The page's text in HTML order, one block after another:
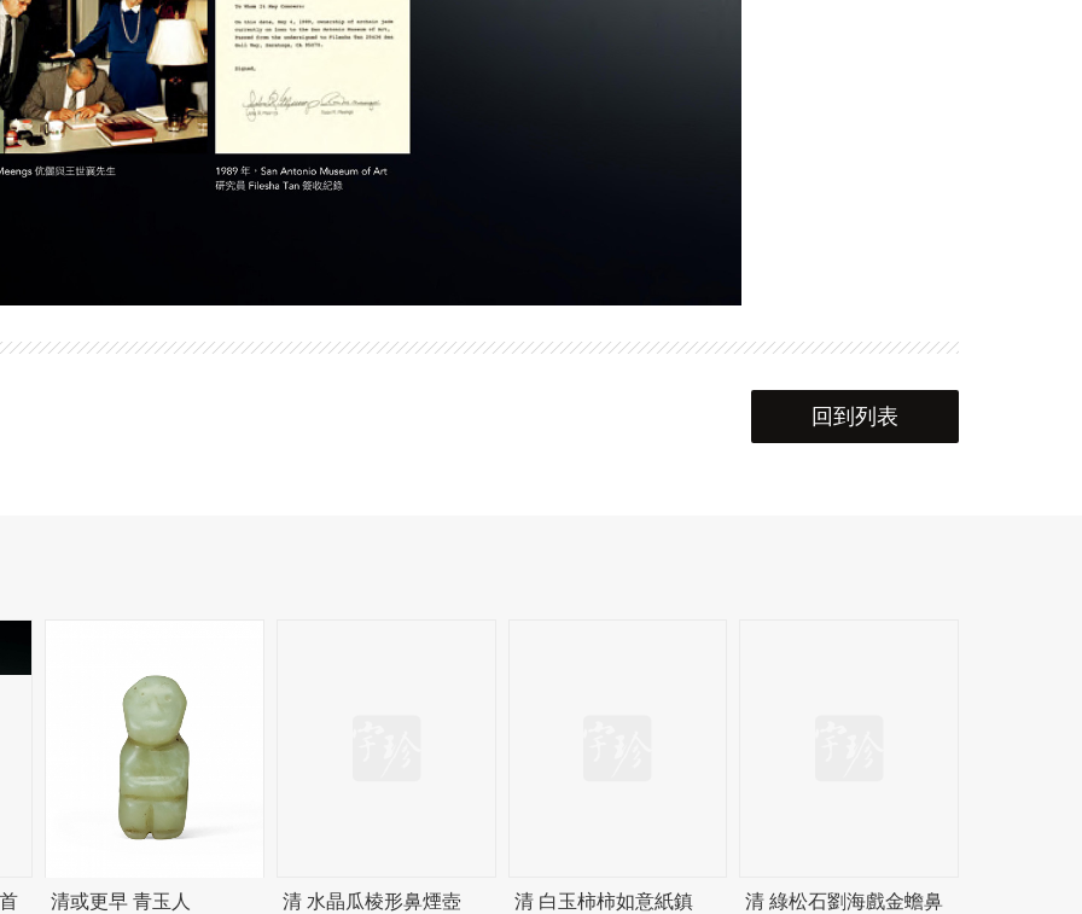
回到列表
清或更早 青玉人 清 水晶瓜棱形鼻煙壺 清 白玉柿柿如意紙鎮 清 綠松石劉海戲金蟾鼻